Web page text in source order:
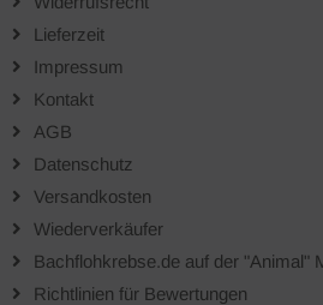
Lieferzeit
Impressum
Kontakt
AGB
Datenschutz
Versandkosten
Wiederverkäufer
Bachflohkrebse.de auf der "Animal"
Richtlinien für Bewertungen